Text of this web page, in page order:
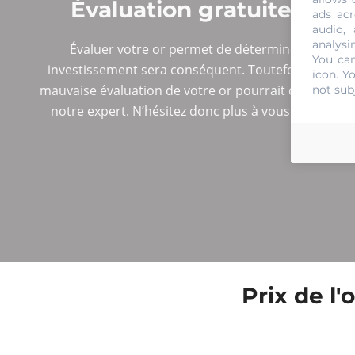
Évaluation gratuite et
Évaluer votre or permet de déterminer son
investissement sera conséquent. Toutefois, il est
mauvaise évaluation de votre or pourrait
notre expert. N’hésitez donc plus à vous
Prix de
ads
audio,
You
icon.
not